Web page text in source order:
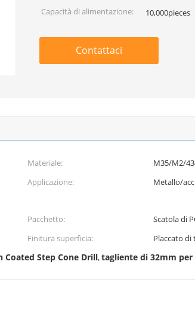
Capacità di alimentazione:
10,000pieces
Contattaci
Materiale:
M35/M2/
Applicazione: Metallo/
Pacchetto:
Scatola di
Finitura superficia:
Placcato
Coated Step Cone Drill,tagliente di 32mm